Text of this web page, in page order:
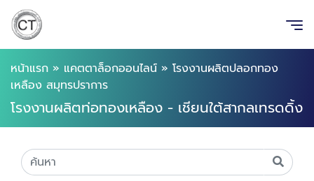
หน้าแรก » แคตตาล็อกออนไลน์ » โรงงานผลิตปลอกทอง
เหลือง สมุทรปราการ
โรงงานผลิตท่อทองเหลือง - เชียนใต้สากลเทรดดิ้ง